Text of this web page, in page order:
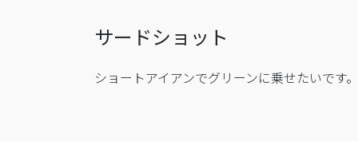
サードショット
ショートアイアンでグリーンに乗せたいです。